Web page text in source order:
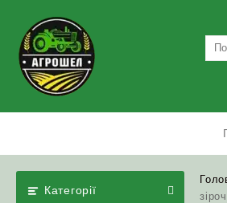
content
Категорії